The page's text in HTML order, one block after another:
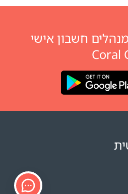
חשבון אישי